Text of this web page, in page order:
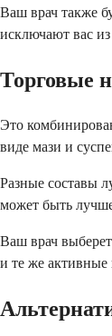
Ваш врач также
исключают вас
Торговые
Это
виде мази и
Разные составы
может быть
Ваш врач
и те же активные